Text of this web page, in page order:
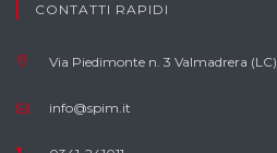
CONTATTI RAPIDI
Via Piedimonte n. 3 Valmadrera (LC)
info@spim.it